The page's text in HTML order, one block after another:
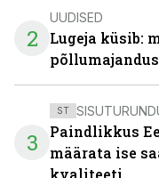
2
UUDISED
Lugeja küsib:
3
ST
Paindlikkus
määrata ise
kvaliteeti